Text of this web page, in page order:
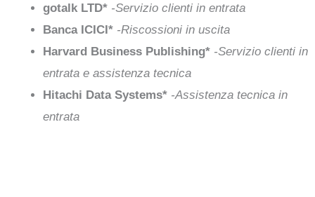
gotalk LTD* -Servizio clienti in entrata
Banca ICICI* -Riscossioni in uscita
Harvard Business Publishing* -Servizio clienti in
entrata e assistenza tecnica
Hitachi Data Systems* -Assistenza tecnica in
entrata